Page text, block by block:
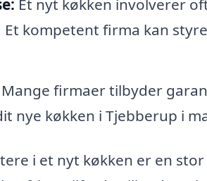
Et nyt køkken involverer
Et kompetent firma kan
Mange firmaer tilbyder
nye køkken i Tjebberup i
i et nyt køkken er en